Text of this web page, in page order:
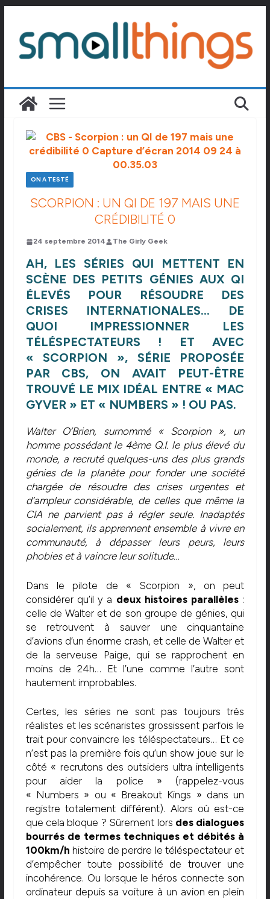
contenu
ON A TESTÉ
SCORPION : UN QI DE 197 MAIS UNE
CRÉDIBILITÉ 0
24 septembre 2014 The Girly Geek
AH, LES SÉRIES QUI METTENT EN
SCÈNE DES PETITS GÉNIES AUX QI
ÉLEVÉS POUR RÉSOUDRE DES
CRISES INTERNATIONALES… DE
QUOI IMPRESSIONNER LES
TÉLÉSPECTATEURS ! ET AVEC
« SCORPION », SÉRIE PROPOSÉE
PAR CBS, ON AVAIT PEUT-ÊTRE
TROUVÉ LE MIX IDÉAL ENTRE « MAC
GYVER » ET « NUMBERS » ! OU PAS.
Walter O’Brien, surnommé « Scorpion », un
homme possédant le 4ème Q.I. le plus élevé du
monde, a recruté quelques-uns des plus grands
génies de la planète pour fonder une société
chargée de résoudre des crises urgentes et
d’ampleur considérable, de celles que même la
CIA ne parvient pas à régler seule. Inadaptés
socialement, ils apprennent ensemble à vivre en
communauté, à dépasser leurs peurs, leurs
phobies et à vaincre leur solitude…
Dans le pilote de « Scorpion », on peut
considérer qu’il y a deux histoires parallèles :
celle de Walter et de son groupe de génies, qui
se retrouvent à sauver une cinquantaine
d’avions d’un énorme crash, et celle de Walter et
de la serveuse Paige, qui se rapprochent en
moins de 24h… Et l’une comme l’autre sont
hautement improbables.
Certes, les séries ne sont pas toujours très
réalistes et les scénaristes grossissent parfois le
trait pour convaincre les téléspectateurs… Et ce
n’est pas la première fois qu’un show joue sur le
côté « recrutons des outsiders ultra intelligents
pour aider la police » (rappelez-vous
« Numbers » ou « Breakout Kings » dans un
registre totalement différent). Alors où est-ce
que cela bloque ? Sûrement lors des dialogues
bourrés de termes techniques et débités à
100km/h histoire de perdre le téléspectateur et
d’empêcher toute possibilité de trouver une
incohérence. Ou lorsque le héros connecte son
ordinateur depuis sa voiture à un avion en plein